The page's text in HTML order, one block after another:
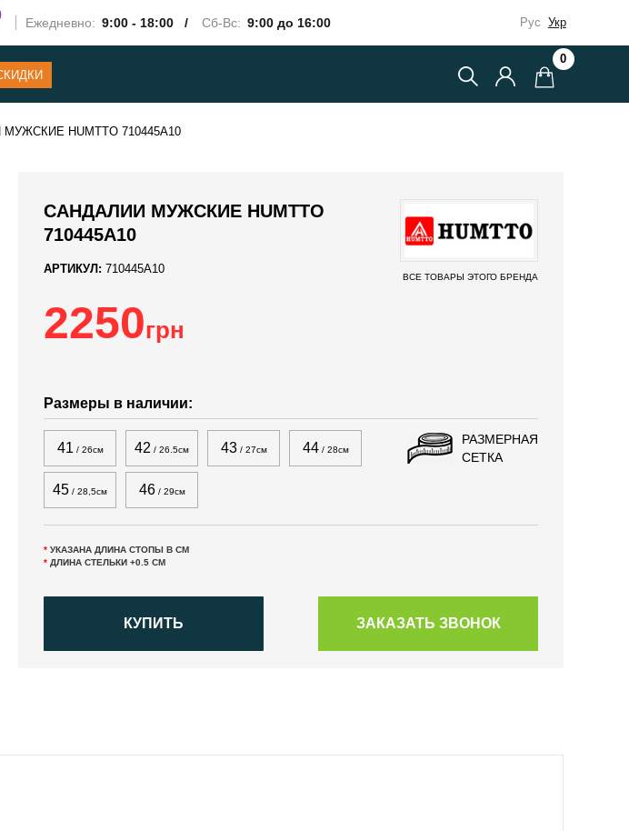
Ежедневно: 9:00 - 18:00 / Сб-Вс: 9:00 до 16:00 Рус Укр
0
HUMTTO 710445A10
САНДАЛИИ МУЖСКИЕ HUMTTO
710445A10
АРТИКУЛ: 710445A10
ВСЕ ТОВАРЫ ЭТОГО БРЕНДА
2250грн
Размеры в наличии:
41 / 26см 42 / 26.5см 43/ 27см 44/ 28см
45 / 28,5см 46/ 29см
РАЗМЕРНАЯ
СЕТКА
* УКАЗАНА ДЛИНА СТОПЫ В СМ
* ДЛИНА СТЕЛЬКИ +0.5 СМ
КУПИТЬ